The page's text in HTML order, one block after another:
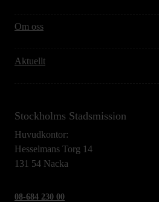
Om oss
Aktuellt
Stockholms Stadsmission
Huvudkontor:
Hesselmans Torg 14
131 54 Nacka
08-684 230 00